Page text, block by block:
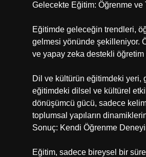
Gelecekte Eğitim: Öğrenme
Eğitimde geleceğin trendleri,
gelmesi yönünde şekilleniyor.
ve yapay zeka destekli
Dil ve kültürün eğitimdeki yeri,
eğitimdeki dilsel ve kültürel
dönüşümcü gücü, sadece
toplumsal yapıların
Sonuç: Kendi Öğrenme
Eğitim, sadece bireysel bir